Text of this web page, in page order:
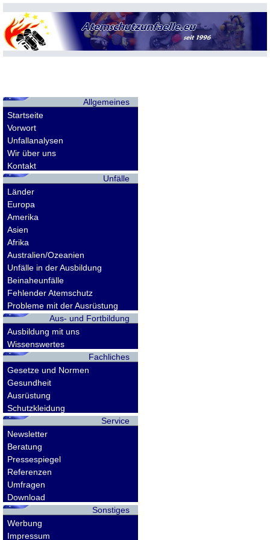
Allgemeines
Startseite
Vorwort
Unfallanalysen
Wir über uns
Kontakt
Unfälle
Länder
Europa
Amerika
Asien
Afrika
Australien/Ozeanien
Unfälle in der Ausbildung
Beinaheunfälle
Fehlender Atemschutz
Probleme mit der Ausrüstung
Aus- und Fortbildung
Ausbildung mit uns
Wissenswertes
Fachliches
Gesetze und Normen
Gesundheit
Ausrüstung
Schutzkleidung
Service
Newsletter
Beratung
Pressespiegel
Referenzen
Umfragen
Download
Sonstiges
Werbung
Impressum